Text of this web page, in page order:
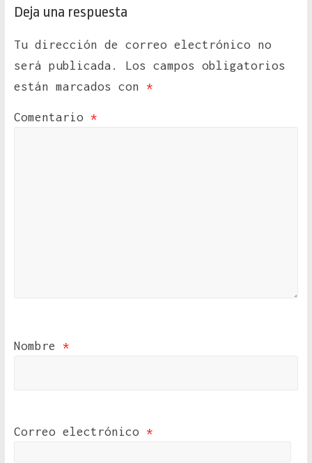
Deja una respuesta
Tu dirección de correo electrónico no
será publicada.
Los campos obligatorios
están marcados con *
Comentario *
Nombre *
Correo electrónico *